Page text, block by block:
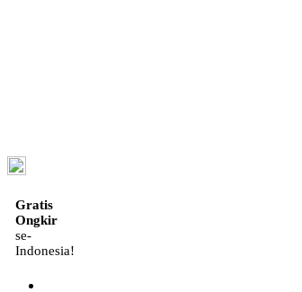
Gratis
Ongkir
se-
Indonesia!